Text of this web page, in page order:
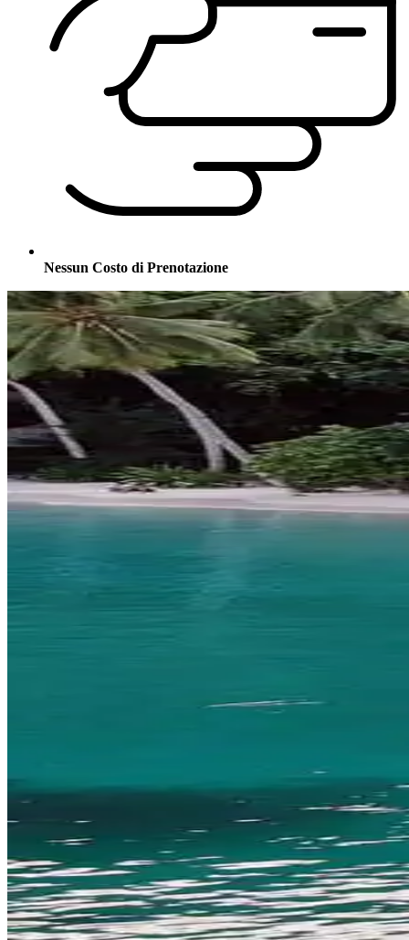
Nessun Costo di Prenotazione